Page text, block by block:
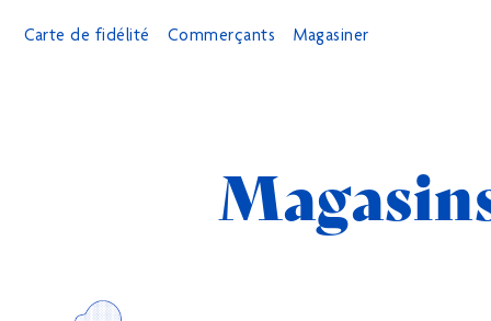
Carte de fidélité Commerçants Magasiner